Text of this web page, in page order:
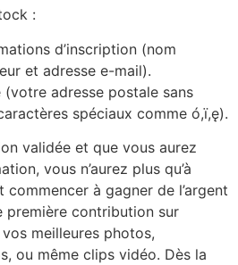
:
d’inscription (nom
et adresse e-mail).
adresse postale sans
spéciaux comme ó,ï,ę).
validée et que vous aurez
vous n’aurez plus qu’à
à gagner de l’argent
première contribution sur
meilleures photos,
ou même clips vidéo. Dès la